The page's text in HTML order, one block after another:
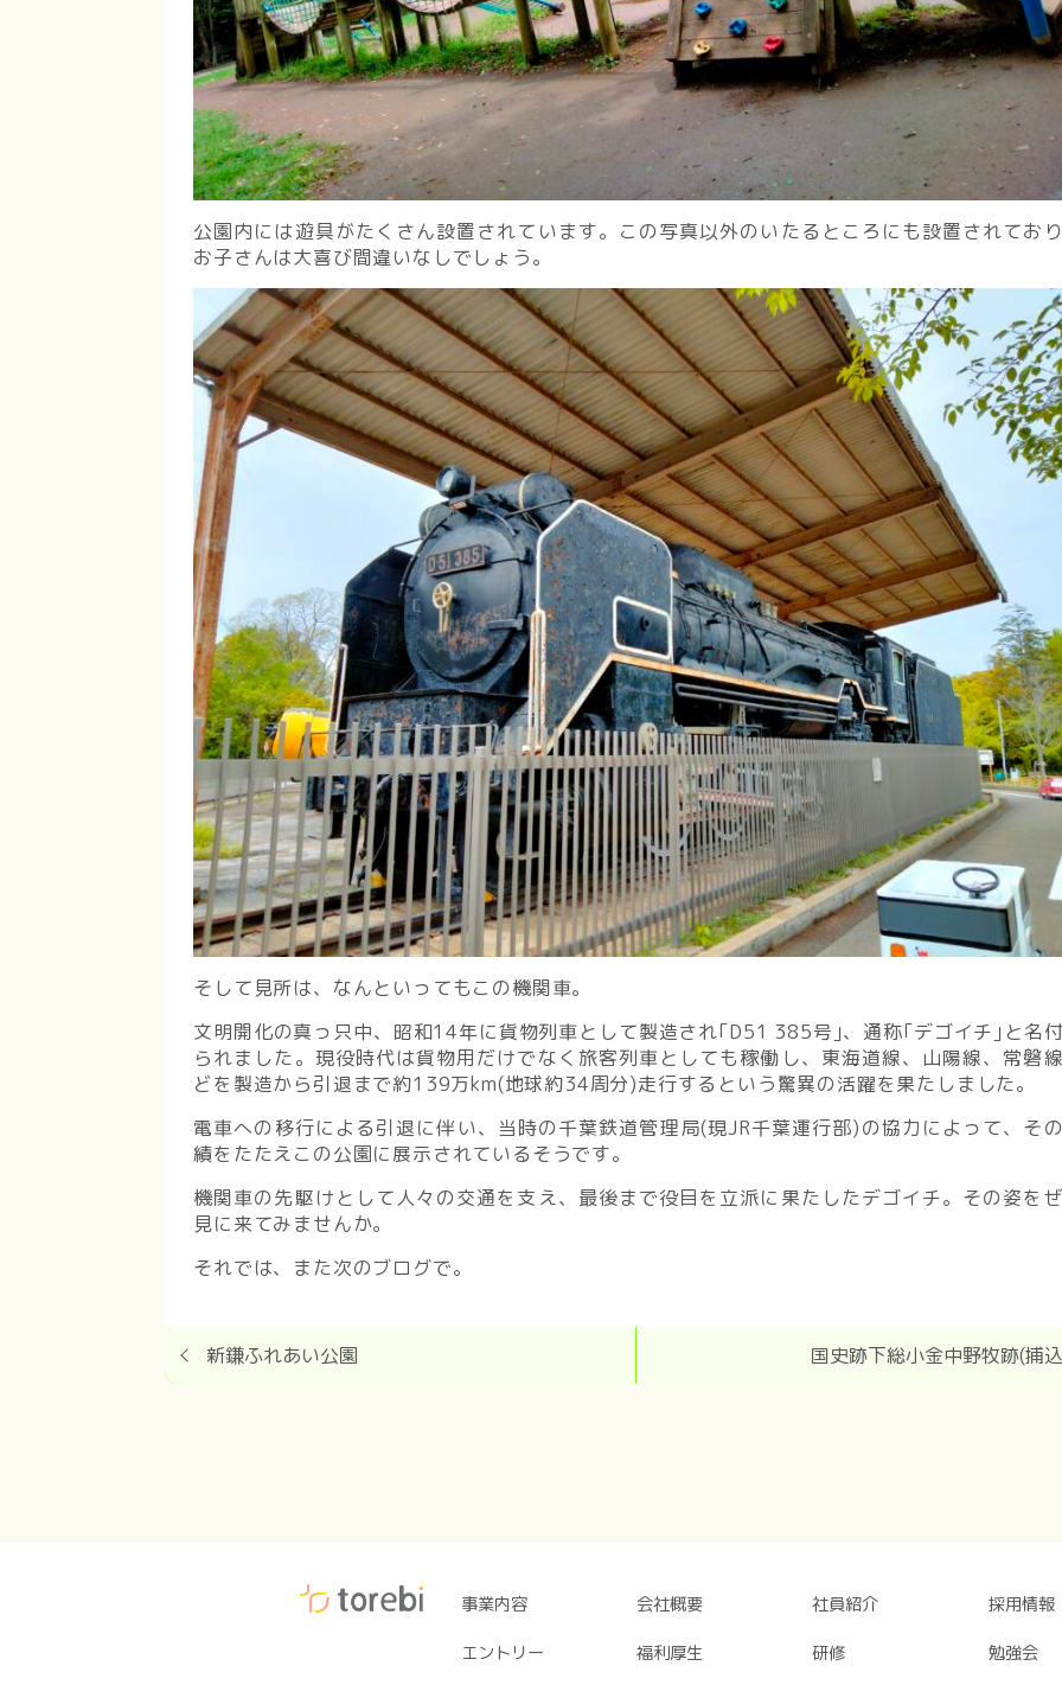
公園内には遊具がたくさん設置されています。この写真以外のいたるところにも設置されてお
お子さんは大喜び間違いなしでしょう。
そして見所は、なんといってもこの機関車。
文明開化の真っ只中、昭和14年に貨物列車として製造され｢D51 385号｣、通称｢デゴイチ｣と名
られました。現役時代は貨物用だけでなく旅客列車としても稼働し、東海道線、山陽線、常磐
どを製造から引退まで約139万km(地球約34周分)走行するという驚異の活躍を果たしました。
電車への移行による引退に伴い、当時の千葉鉄道管理局(現JR千葉運行部)の協力によって、そ
績をたたえこの公園に展示されているそうです。
機関車の先駆けとして人々の交通を支え、最後まで役目を立派に果たしたデゴイチ。その姿を
見に来てみませんか。
それでは、また次のブログで。
新鎌ふれあい公園 国史跡下総小金中野牧跡(捕
事業内容 会社概要 社員紹介 採用情報
エントリー 福利厚生 研修 勉強会